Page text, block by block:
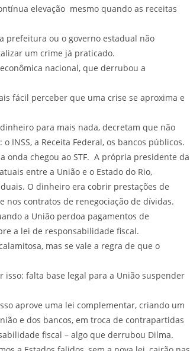
elevação mesmo quando as receitas
ou o governo estadual não
um crime já praticado.
nacional, que derrubou a
fácil perceber que uma crise se aproxima e
para mais nada, decretam que não
INSS, a Receita Federal, os bancos públicos.
chegou ao STF. A própria presidente da
entre a União e o Estado do Rio,
O dinheiro era cobrir prestações de
nos contratos de renegociação de dívidas.
a União perdoa pagamentos de
a lei de responsabilidade fiscal.
mas se vale a regra de que o
falta base legal para a União suspender
aprove uma lei complementar, criando um
e dos bancos, em troca de contrapartidas
fiscal – algo que derrubou Dilma.